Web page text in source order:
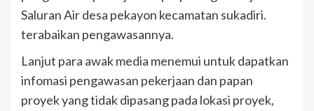
Saluran Air desa pekayon kecamatan sukadiri.
terabaikan pengawasannya.
Lanjut para awak media menemui untuk dapatkan
infomasi pengawasan pekerjaan dan papan
proyek yang tidak dipasang pada lokasi proyek,